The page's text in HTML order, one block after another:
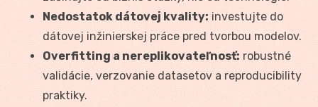
Nedostatok dátovej kvality: investujte do
dátovej inžinierskej práce pred tvorbou modelov.
Overfitting a nereplikovateľnosť: robustné
validácie, verzovanie datasetov a reproducibility
praktiky.